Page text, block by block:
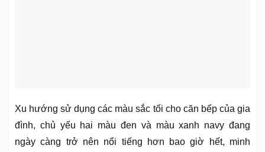
Xu hướng sử dụng các màu sắc tối cho căn bếp của gia
đình, chủ yếu hai màu đen và màu xanh navy đang
ngày càng trở nên nổi tiếng hơn bao giờ hết, minh